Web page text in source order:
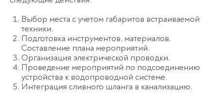
Выбор места с учетом габаритов встраиваемой
техники.
Подготовка инструментов, материалов.
Составление плана мероприятий.
Организация электрической проводки.
Проведение мероприятий по подсоединению
устройства к водопроводной системе.
Интеграция сливного шланга в канализацию.